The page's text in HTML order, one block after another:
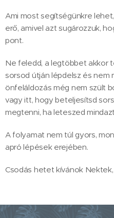
Ami most segítségünkre
erő, amivel azt sugározzuk,
pont.
Ne feledd, a legtöbbet akkor
sorsod útján lépdelsz és nem
önfeláldozás még nem szült
vagy itt, hogy beteljesítsd
megtenni, ha leteszed
A folyamat nem túl gyors,
apró lépések erejében.
Csodás hetet kívánok